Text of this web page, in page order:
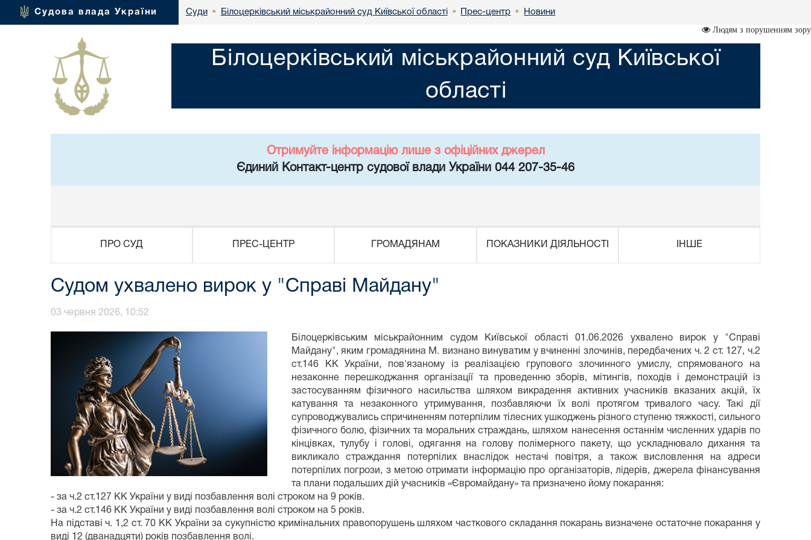
Судова влада України Суди • Білоцерківський міськрайонний суд Київської області • Прес-центр • Новини
Людям з порушенням зору
Білоцерківський міськрайонний суд Київської
області
Отримуйте інформацію лише з офіційних джерел
Єдиний Контакт-центр судової влади України 044 207-35-46
ПРО СУД ПРЕС-ЦЕНТР ГРОМАДЯНАМ ПОКАЗНИКИ ДІЯЛЬНОСТІ ІНШЕ
Судом ухвалено вирок у "Справі Майдану"
03 червня 2026, 10:52
Білоцерківським міськрайонним судом Київської області 01.06.2026 ухвалено вирок у "Справі
Майдану", яким громадянина М. визнано винуватим у вчиненні злочинів, передбачених ч. 2 ст. 127, ч.2
ст.146 КК України, пов'язаному із реалізацією групового злочинного умислу, спрямованого на
незаконне перешкоджання організації та проведенню зборів, мітингів, походів і демонстрацій із
застосуванням фізичного насильства шляхом викрадення активних учасників вказаних акцій, їх
катування та незаконного утримування, позбавляючи їх волі протягом тривалого часу. Такі дії
супроводжувались спричиненням потерпілим тілесних ушкоджень різного ступеню тяжкості, сильного
фізичного болю, фізичних та моральних страждань, шляхом нанесення останнім численних ударів по
кінцівках, тулубу і голові, одягання на голову полімерного пакету, що ускладнювало дихання та
викликало страждання потерпілих внаслідок нестачі повітря, а також висловлення на адреси
потерпілих погрози, з метою отримати інформацію про організаторів, лідерів, джерела фінансування
та плани подальших дій учасників «Євромайдану» та призначено йому покарання:
- за ч.2 ст.127 КК України у виді позбавлення волі строком на 9 років.
- за ч.2 ст.146 КК України у виді позбавлення волі строком на 5 років.
На підставі ч. 1,2 ст. 70 КК України за сукупністю кримінальних правопорушень шляхом часткового складання покарань визначене остаточне покарання у
виді 12 (дванадцяти) років позбавлення волі.